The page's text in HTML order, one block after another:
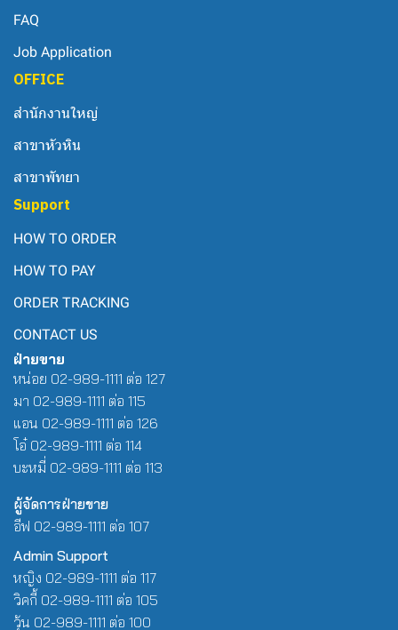
FAQ
Job Application
OFFICE
สำนักงานใหญ่
สาขาหัวหิน
สาขาพัทยา
Support
HOW TO ORDER
HOW TO PAY
ORDER TRACKING
CONTACT US
ฝ่ายขาย
หน่อย 02-989-1111 ต่อ 127
มา 02-989-1111 ต่อ 115
แอน 02-989-1111 ต่อ 126
โอ๋ 02-989-1111 ต่อ 114
บะหมี่ 02-989-1111 ต่อ 113
ผู้จัดการฝ่ายขาย
อีฟ 02-989-1111 ต่อ 107
Admin Support
หญิง 02-989-1111 ต่อ 117
วิคกี้ 02-989-1111 ต่อ 105
วุ้น 02-989-1111 ต่อ 100